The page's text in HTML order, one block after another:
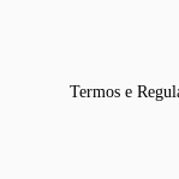
Termos e